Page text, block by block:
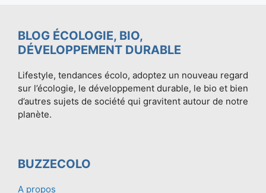
BLOG ÉCOLOGIE, BIO,
DÉVELOPPEMENT DURABLE
Lifestyle, tendances écolo, adoptez un nouveau regard
sur l’écologie, le développement durable, le bio et bien
d’autres sujets de société qui gravitent autour de notre
planète.
BUZZECOLO
A propos